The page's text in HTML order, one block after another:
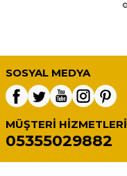
SOSYAL MEDYA
MÜŞTERI HIZMETLERI
05355029882